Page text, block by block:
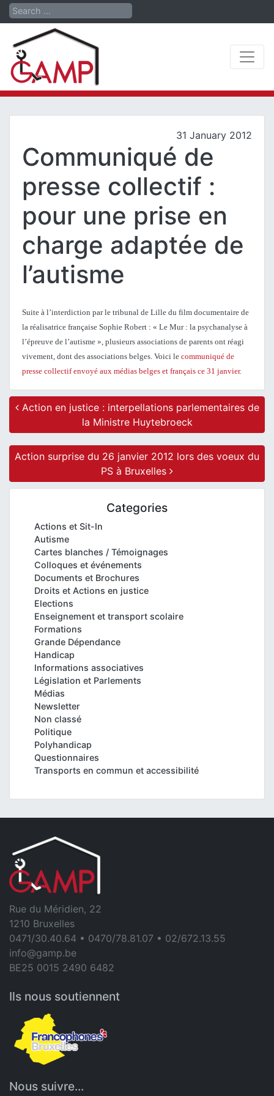
Search
31 January 2012
Communiqué de
presse collectif :
pour une prise en
charge adaptée de
l’autisme
Suite à l’interdiction par le tribunal de Lille du film documentaire de
la réalisatrice française Sophie Robert : « Le Mur : la psychanalyse à
l’épreuve de l’autisme », plusieurs associations de parents ont réagi
vivement, dont des associations belges. Voici le communiqué de
presse collectif envoyé aux médias belges et français ce 31 janvier.
Post navigation
Action en justice : interpellations parlementaires de
la Ministre Huytebroeck
Action surprise du 26 janvier 2012 lors des voeux du
PS à Bruxelles
Categories
Actions et Sit-In
Autisme
Cartes blanches / Témoignages
Colloques et événements
Documents et Brochures
Droits et Actions en justice
Elections
Enseignement et transport scolaire
Formations
Grande Dépendance
Handicap
Informations associatives
Législation et Parlements
Médias
Newsletter
Non classé
Politique
Polyhandicap
Questionnaires
Transports en commun et accessibilité
Rue du Méridien, 22
1210 Bruxelles
0471/30.40.64 • 0470/78.81.07 • 02/672.13.55
info@gamp.be
BE25 0015 2490 6482
Ils nous soutiennent
Nous suivre...